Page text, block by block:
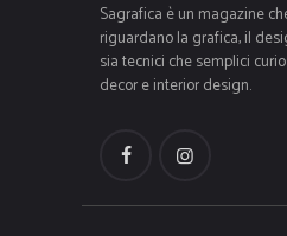
Sagrafica è un magazine
riguardano la grafica, il
sia tecnici che semplici
decor e interior design.